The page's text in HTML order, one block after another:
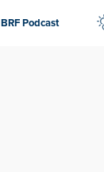
BRF Podcast